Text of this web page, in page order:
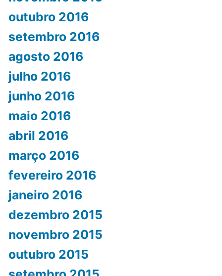
outubro 2016
setembro 2016
agosto 2016
julho 2016
junho 2016
maio 2016
abril 2016
março 2016
fevereiro 2016
janeiro 2016
dezembro 2015
novembro 2015
outubro 2015